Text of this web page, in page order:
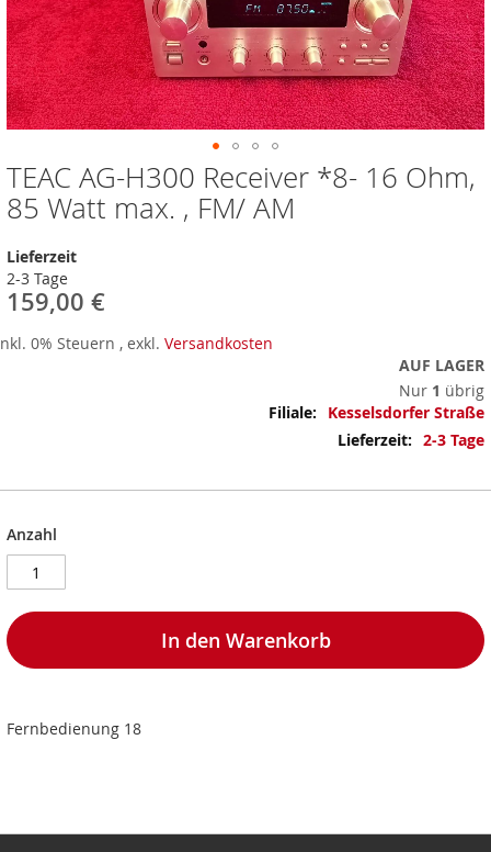
TEAC AG-H300 Receiver *8- 16 Ohm,
85 Watt max. , FM/ AM
Lieferzeit
2-3 Tage
159,00 €
0% Steuern , exkl. Versandkosten
AUF LAGER
Nur 1 übrig
Mehr
Informationen
Kesselsdorfer Straße
2-3 Tage
Anzahl
In den Warenkorb
Fernbedienung 18
Zum
Anfang
der
springen